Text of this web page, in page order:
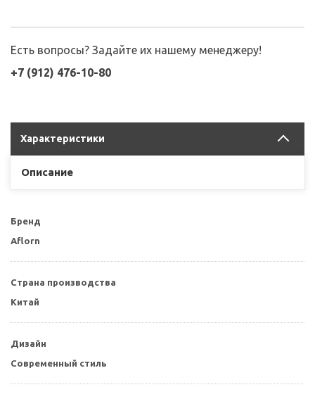
Есть вопросы? Задайте их нашему менеджеру!
+7 (912) 476-10-80
Характеристики
Описание
Бренд
Aflorn
Страна производства
Китай
Дизайн
Современный стиль